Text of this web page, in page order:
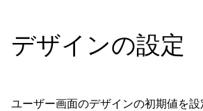
デザインの設定
ユーザー画面のデザインの初期値を設